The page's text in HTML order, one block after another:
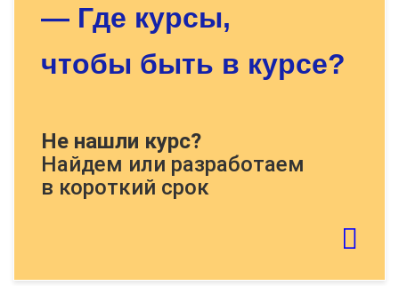
— Где курсы,
чтобы быть в курсе?
Не нашли курс?
Найдем или разработаем
в короткий срок